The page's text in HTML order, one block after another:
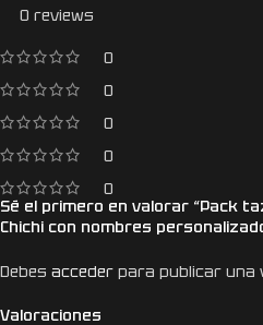
0 reviews
0
0
0
0
0
Valoraciones
Sé el primero en valorar “Pack
Chichi con nombres
Debes acceder para publicar una